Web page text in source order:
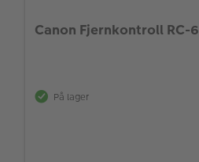
Canon Fjernkontroll RC-6
På lager